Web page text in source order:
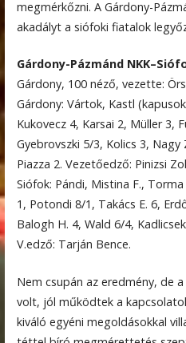
megmérkőzni. A Gárdony-
akadályt a siófoki fiatalok
Gárdony-Pázmánd
Gárdony, 100 néző, vezette:
Gárdony: Vártok, Kastl
Kukovecz 4, Karsai 2, Müller 3,
Gyebrovszki 5/3, Kolics 3, Nagy
Piazza 2. Vezetőedző: Pinizsi
Siófok: Pándi, Mistina F.,
1, Potondi 8/1, Takács E. 6,
Balogh H. 4, Wald 6/4,
V.edző: Tarján Bence.
Nem csupán az eredmény, de
volt, jól működtek a
kiváló egyéni megoldásokkal